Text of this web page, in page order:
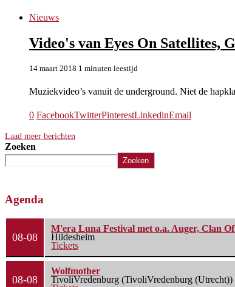
Nieuws
Video's van Eyes On Satellites,
14 maart 2018 1 minuten leestijd
Muziekvideo’s vanuit de underground. Niet de
0 FacebookTwitterPinterestLinkedinEmail
Laad meer berichten
Zoeken
Zoeken
Agenda
08-08
M'era Luna Festival met o.a. Auger, Clan
Hildesheim
Tickets
08-08
Wolfmother
TivoliVredenburg (TivoliVredenburg (Utrecht))